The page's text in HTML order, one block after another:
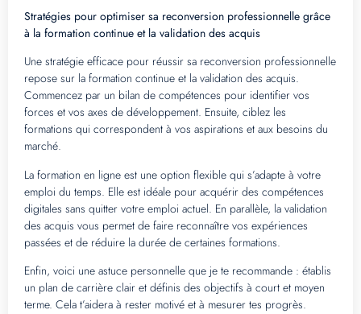
Stratégies pour optimiser sa reconversion professionnelle grâce
à la formation continue et la validation des acquis
Une stratégie efficace pour réussir sa reconversion professionnelle
repose sur la formation continue et la validation des acquis.
Commencez par un bilan de compétences pour identifier vos
forces et vos axes de développement. Ensuite, ciblez les
formations qui correspondent à vos aspirations et aux besoins du
marché.
La formation en ligne est une option flexible qui s’adapte à votre
emploi du temps. Elle est idéale pour acquérir des compétences
digitales sans quitter votre emploi actuel. En parallèle, la validation
des acquis vous permet de faire reconnaître vos expériences
passées et de réduire la durée de certaines formations.
Enfin, voici une astuce personnelle que je te recommande : établis
un plan de carrière clair et définis des objectifs à court et moyen
terme. Cela t’aidera à rester motivé et à mesurer tes progrès.